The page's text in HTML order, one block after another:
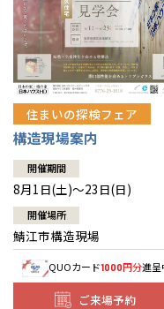
住まいの探検フェア
構造現場案内
開催期間
8月1日(土)～23日(日)
開催場所
鯖江市構造現場
QUOカード1000円分進呈
ご来場予約